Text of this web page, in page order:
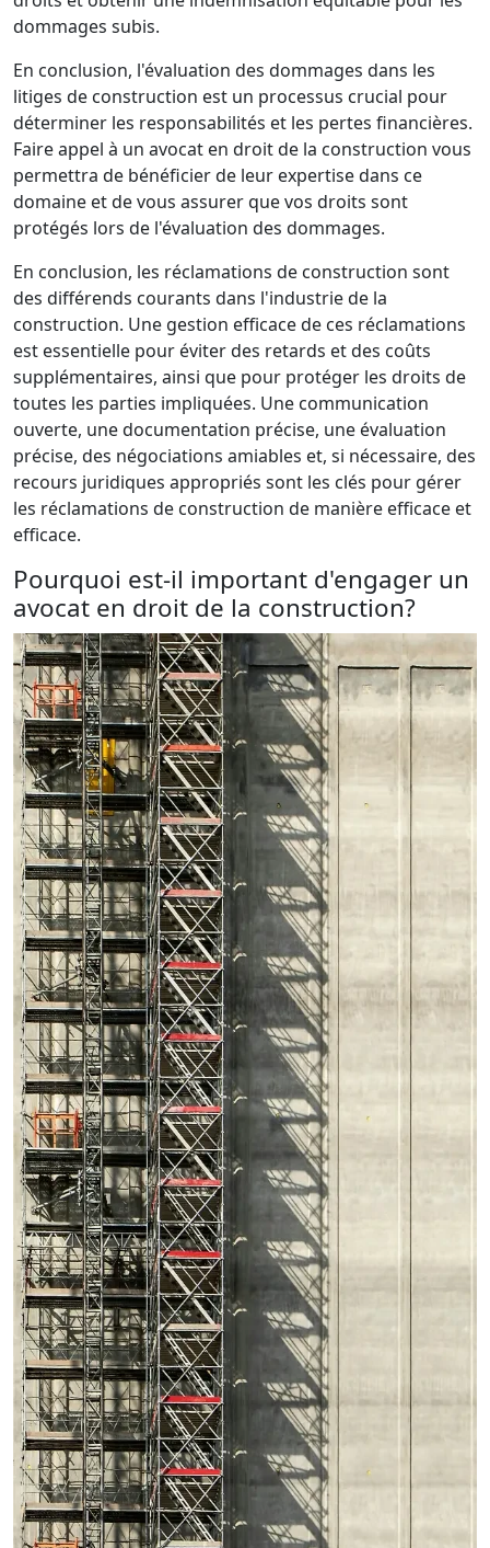
dommages subis.
En conclusion, l'évaluation des dommages dans les
litiges de construction est un processus crucial pour
déterminer les responsabilités et les pertes financières.
Faire appel à un avocat en droit de la construction vous
permettra de bénéficier de leur expertise dans ce
domaine et de vous assurer que vos droits sont
protégés lors de l'évaluation des dommages.
En conclusion, les réclamations de construction sont
des différends courants dans l'industrie de la
construction. Une gestion efficace de ces réclamations
est essentielle pour éviter des retards et des coûts
supplémentaires, ainsi que pour protéger les droits de
toutes les parties impliquées. Une communication
ouverte, une documentation précise, une évaluation
précise, des négociations amiables et, si nécessaire, des
recours juridiques appropriés sont les clés pour gérer
les réclamations de construction de manière efficace et
efficace.
Pourquoi est-il important d'engager un
avocat en droit de la construction?